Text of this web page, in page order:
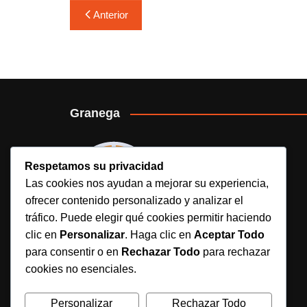
Navegación
de
Anterior
Granega
Granega es un medio deportivo digital
independiente que ofrece noticias, análisis y
contenido actualizado sobre fútbol, béisbol y
Respetamos su privacidad
Las cookies nos ayudan a mejorar su experiencia,
ofrecer contenido personalizado y analizar el
tráfico. Puede elegir qué cookies permitir haciendo
clic en Personalizar. Haga clic en Aceptar Todo
para consentir o en Rechazar Todo para rechazar
cookies no esenciales.
Personalizar Rechazar Todo